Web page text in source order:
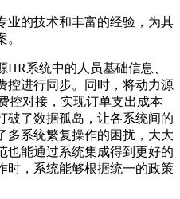
业的技术和丰富的经验，为其
系统中的人员基础信息、
控进行同步。同时，将动力源
控对接，实现订单支出成本
破了数据孤岛，让各系统间的
多系统繁复操作的困扰，大大
也能通过系统集成得到更好的
时，系统能够根据统一的政策